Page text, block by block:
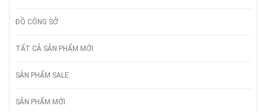
ĐỒ CÔNG SỞ
TẤT CẢ SẢN PHẨM MỚI
SẢN PHẨM SALE
SẢN PHẨM MỚI